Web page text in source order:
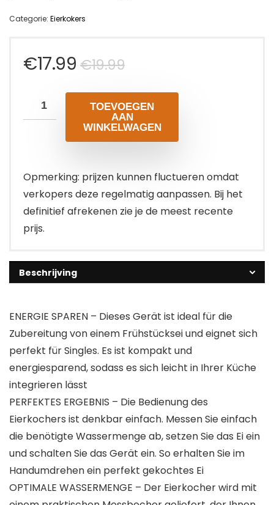
Categorie: Eierkokers
€19.99Oorspronkelijke
prijs
was:
€19.99.
€17.99
Huidige
prijs
is:
€17.99.
TOEVOEGEN
AAN
WINKELWAGEN
Opmerking: prijzen kunnen fluctueren omdat
verkopers deze regelmatig aanpassen. Bij het
definitief afrekenen zie je de meest recente
prijs.
Beschrijving
ENERGIE SPAREN – Dieses Gerät ist ideal für die
Zubereitung von einem Frühstücksei und eignet sich
perfekt für Singles. Es ist kompakt und
energiesparend, sodass es sich leicht in Ihrer Küche
integrieren lässt
PERFEKTES ERGEBNIS – Die Bedienung des
Eierkochers ist denkbar einfach. Messen Sie einfach
die benötigte Wassermenge ab, setzen Sie das Ei ein
und schalten Sie das Gerät ein. So erhalten Sie im
Handumdrehen ein perfekt gekochtes Ei
OPTIMALE WASSERMENGE – Der Eierkocher wird mit